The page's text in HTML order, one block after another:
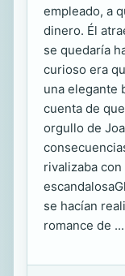
empleado, a
dinero. Él
se quedaría
curioso era
una elegante
cuenta de
orgullo de
rivalizaba
se hacían
romance de ...